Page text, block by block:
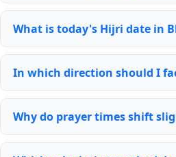
What is today's Hijri date in
In which direction should I
Why do prayer times shift